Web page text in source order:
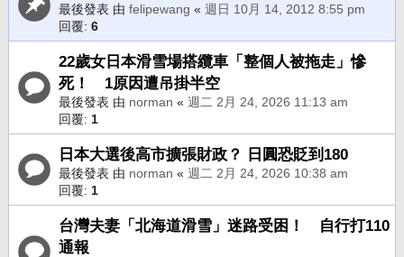
最後發表 由 felipewang « 週日 10月 14, 2012 8:55 pm
回覆: 6
22歲女日本滑雪場搭纜車「整個人被拖走」慘
死！ 1原因遭吊掛半空
最後發表 由 norman « 週二 2月 24, 2026 11:13 am
回覆: 1
日本大選後高市擴張財政？ 日圓恐貶到180
最後發表 由 norman « 週二 2月 24, 2026 10:38 am
回覆: 1
台灣夫妻「北海道滑雪」迷路受困！ 自行打110
通報